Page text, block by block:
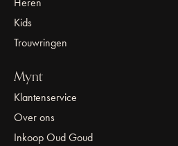
Kids
Trouwringen
Mynt
Klantenservice
Over ons
Inkoop Oud Goud